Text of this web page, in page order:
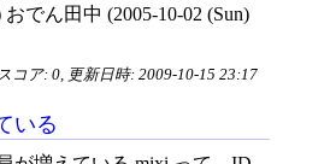
でん田中 (2005-10-02 (Sun)
コア: 0, 更新日時: 2009-10-15 23:17
いる